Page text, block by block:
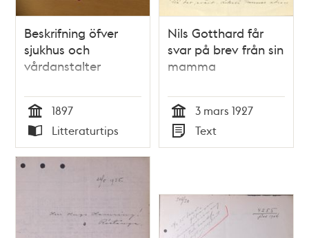
Beskrifning öfver
sjukhus och
vårdanstalter
Tid
1897
Typ
Litteraturtips
Nils Gotthard får
svar på brev från sin
mamma
Tid
3 mars 1927
Typ
Text